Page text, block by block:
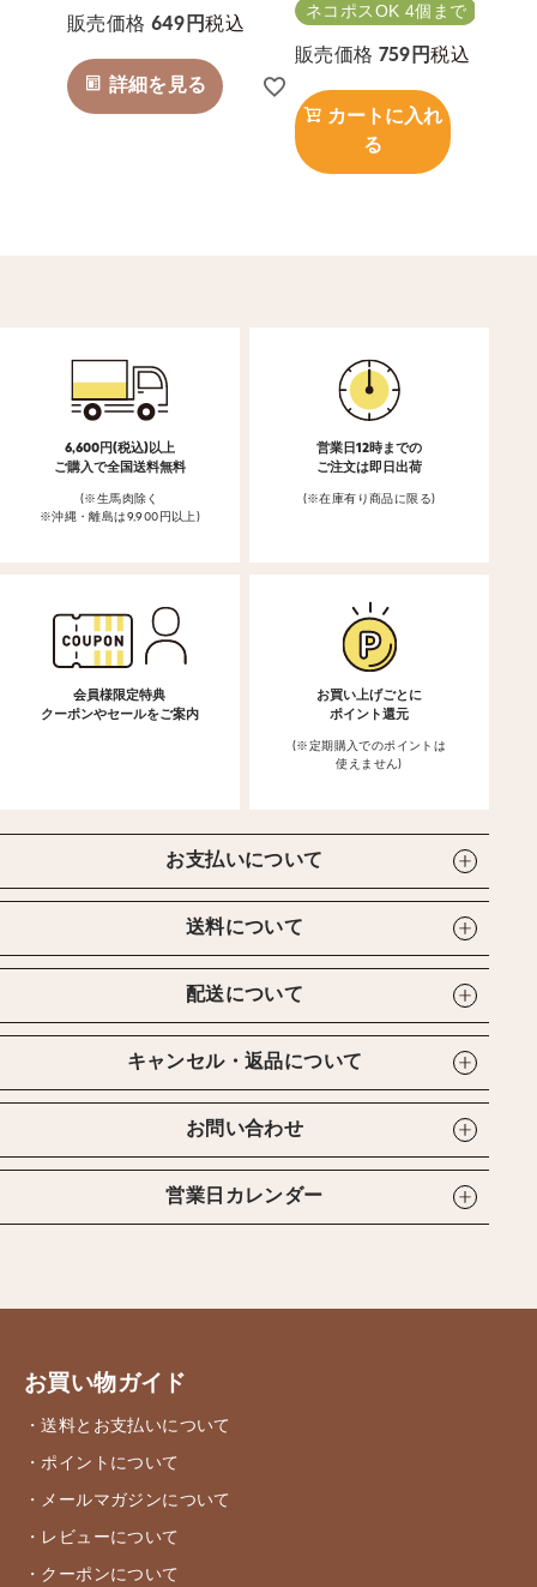
販売価格 649 税込
詳細を見る
ネコポスOK 4個まで
販売価格 759 税込
カートに入れ
る
6,600円(税込)以上
ご購入で全国送料無料
(※生馬肉除く
※沖縄・離島は9,900円以上)
営業日12時までの
ご注文は即日出荷
(※在庫有り商品に限る)
会員様限定特典
クーポンやセールをご案内
お買い上げごとに
ポイント還元
(※定期購入でのポイントは
使えません)
お支払いについて
送料について
配送について
キャンセル・返品について
お問い合わせ
営業日カレンダー
お買い物ガイド
・送料とお支払いについて
・ポイントについて
・メールマガジンについて
・レビューについて
・クーポンについて